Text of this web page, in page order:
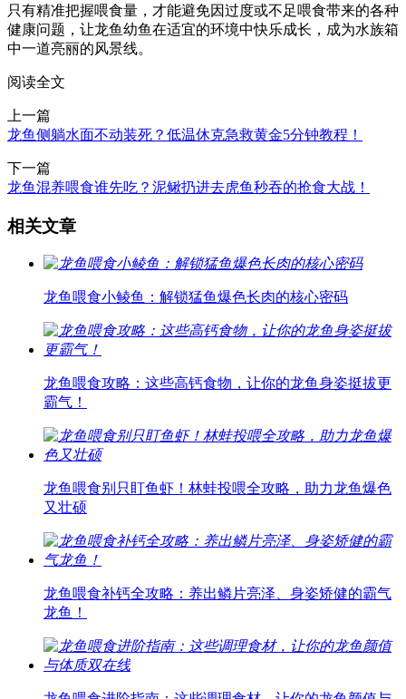
只有精准把握喂食量，才能避免因过度或不足喂食带来的各种
健康问题，让龙鱼幼鱼在适宜的环境中快乐成长，成为水族箱
中一道亮丽的风景线。
阅读全文
上一篇
龙鱼侧躺水面不动装死？低温休克急救黄金5分钟教程！
下一篇
龙鱼混养喂食谁先吃？泥鳅扔进去虎鱼秒吞的抢食大战！
相关文章
龙鱼喂食小鲮鱼：解锁猛鱼爆色长肉的核心密码
龙鱼喂食攻略：这些高钙食物，让你的龙鱼身姿挺拔更
霸气！
龙鱼喂食别只盯鱼虾！林蛙投喂全攻略，助力龙鱼爆色
又壮硕
龙鱼喂食补钙全攻略：养出鳞片亮泽、身姿矫健的霸气
龙鱼！